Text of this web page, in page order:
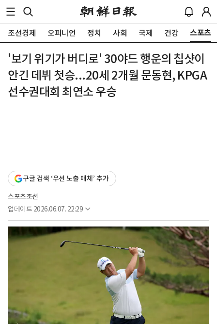
조선경제 오피니언 정치 사회 국제 건강 스포츠
'보기 위기가 버디로' 30야드 행운의 칩샷이
안긴 데뷔 첫승...20세 2개월 문동현, KPGA
선수권대회 최연소 우승
구글 검색 ‘우선 노출 매체’ 추가
스포츠조선
업데이트 2026.06.07. 22:29